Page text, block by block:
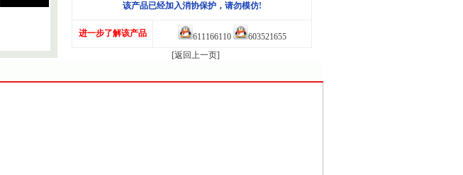
该产品已经加入消协保护，请勿模仿!
进一步了解该产品 611166110
603521655
[返回上一页]